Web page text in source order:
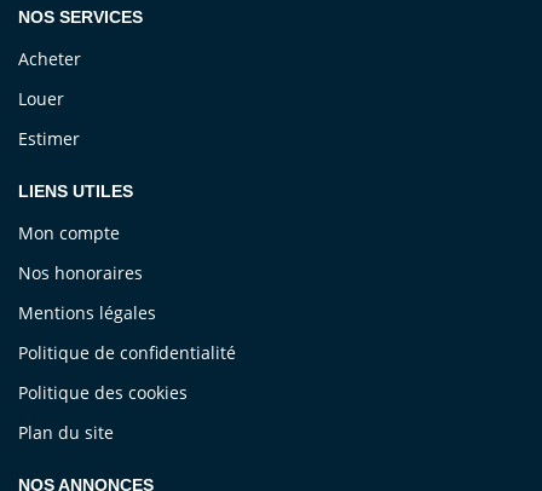
NOS SERVICES
Acheter
Louer
Estimer
LIENS UTILES
Mon compte
Nos honoraires
Mentions légales
Politique de confidentialité
Politique des cookies
Plan du site
NOS ANNONCES